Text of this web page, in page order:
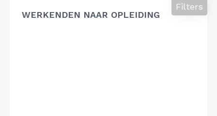
WERKENDEN NAAR OPLEIDING
Filters